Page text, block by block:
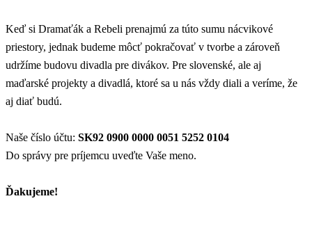
Keď si Dramaťák a Rebeli prenajmú za túto sumu nácvikové
priestory, jednak budeme môcť pokračovať v tvorbe a zároveň
udržíme budovu divadla pre divákov. Pre slovenské, ale aj
maďarské projekty a divadlá, ktoré sa u nás vždy diali a veríme, že
aj diať budú.
Naše číslo účtu: SK92 0900 0000 0051 5252 0104
Do správy pre príjemcu uveďte Vaše meno.
Ďakujeme!